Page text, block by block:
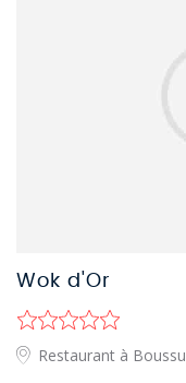
Wok d'Or
Restaurant à Boussu